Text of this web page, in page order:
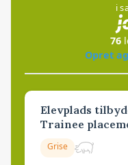
i
76
Opret
Elevplads
Trainee
Grise